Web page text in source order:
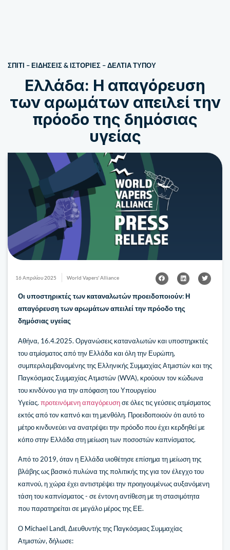
ΣΠΙΤΙ –ΕΙΔΗΣΕΙΣ & ΙΣΤΟΡΙΕΣ –ΔΕΛΤΊΑ ΤΎΠΟΥ
Ελλάδα: Η απαγόρευση
των αρωμάτων απειλεί την
πρόοδο της δημόσιας
υγείας
16 Απριλίου 2025 World Vapers' Alliance
Οι υποστηρικτές των καταναλωτών προειδοποιούν: Η
απαγόρευση των αρωμάτων απειλεί την πρόοδο της
δημόσιας υγείας
Αθήνα, 16.4.2025. Οργανώσεις καταναλωτών και υποστηρικτές
του ατμίσματος από την Ελλάδα και όλη την Ευρώπη,
συμπεριλαμβανομένης της Ελληνικής Συμμαχίας Ατμιστών και της
Παγκόσμιας Συμμαχίας Ατμιστών (WVA), κρούουν τον κώδωνα
του κινδύνου για την απόφαση του Υπουργείου
Υγείας. προτεινόμενη απαγόρευσησε όλες τις γεύσεις ατμίσματος
εκτός από τον καπνό και τη μενθόλη. Προειδοποιούν ότι αυτό το
μέτρο κινδυνεύει να ανατρέψει την πρόοδο που έχει κερδηθεί με
κόπο στην Ελλάδα στη μείωση των ποσοστών καπνίσματος.
Από το 2019, όταν η Ελλάδα υιοθέτησε επίσημα τη μείωση της
βλάβης ως βασικό πυλώνα της πολιτικής της για τον έλεγχο του
καπνού, η χώρα έχει αντιστρέψει την προηγουμένως αυξανόμενη
τάση του καπνίσματος - σε έντονη αντίθεση με τη στασιμότητα
που παρατηρείται σε μεγάλο μέρος της ΕΕ.
Ο Michael Landl, Διευθυντής της Παγκόσμιας Συμμαχίας
Ατμιστών, δήλωσε: